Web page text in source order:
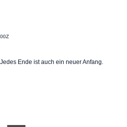
Ende ist auch ein neuer Anfang.